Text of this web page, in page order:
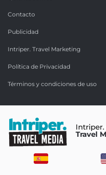
Contacto
Publicidad
Intriper. Travel Marketing
Política de Privacidad
Términos y condiciones de uso
Intriper.
Travel